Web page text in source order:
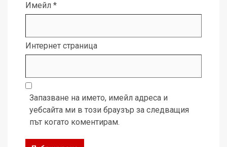
Имейл *
Интернет страница
Запазване на името, имейл адреса и
уебсайта ми в този браузър за следващия
път когато коментирам.